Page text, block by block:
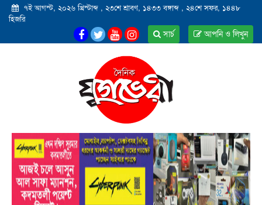
৭ই আগস্ট, ২০২৬ খ্রিস্টাব্দ , ২৩শে শ্রাবণ, ১৪৩৩ বঙ্গাব্দ , ২৪শে সফর, ১৪৪৮
হিজরি
আপনি ও লিখুন
সার্চ